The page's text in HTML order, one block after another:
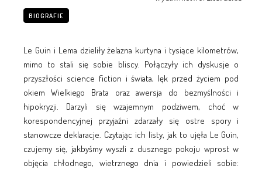
BIOGRAFIE
Le Guin i Lema dzieliły żelazna kurtyna i tysiące kilometrów,
mimo to stali się sobie bliscy. Połączyły ich dyskusje o
przyszłości science fiction i świata, lęk przed życiem pod
okiem Wielkiego Brata oraz awersja do bezmyślności i
hipokryzji. Darzyli się wzajemnym podziwem, choć w
korespondencyjnej przyjaźni zdarzały się ostre spory i
stanowcze deklaracje. Czytając ich listy, jak to ujęła Le Guin,
czujemy się, jakbyśmy wyszli z dusznego pokoju wprost w
objęcia chłodnego, wietrznego dnia i powiedzieli sobie: